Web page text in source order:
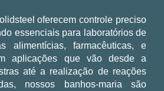
oferecem controle preciso
essenciais para laboratórios de
alimentícias, farmacêuticas, e
aplicações que vão desde a
até a realização de reações
nossos banhos-maria são